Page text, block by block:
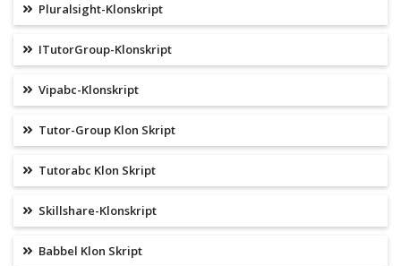
Pluralsight-Klonskript
ITutorGroup-Klonskript
Vipabc-Klonskript
Tutor-Group Klon Skript
Tutorabc Klon Skript
Skillshare-Klonskript
Babbel Klon Skript